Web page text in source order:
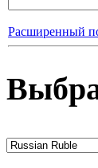
Расширенный